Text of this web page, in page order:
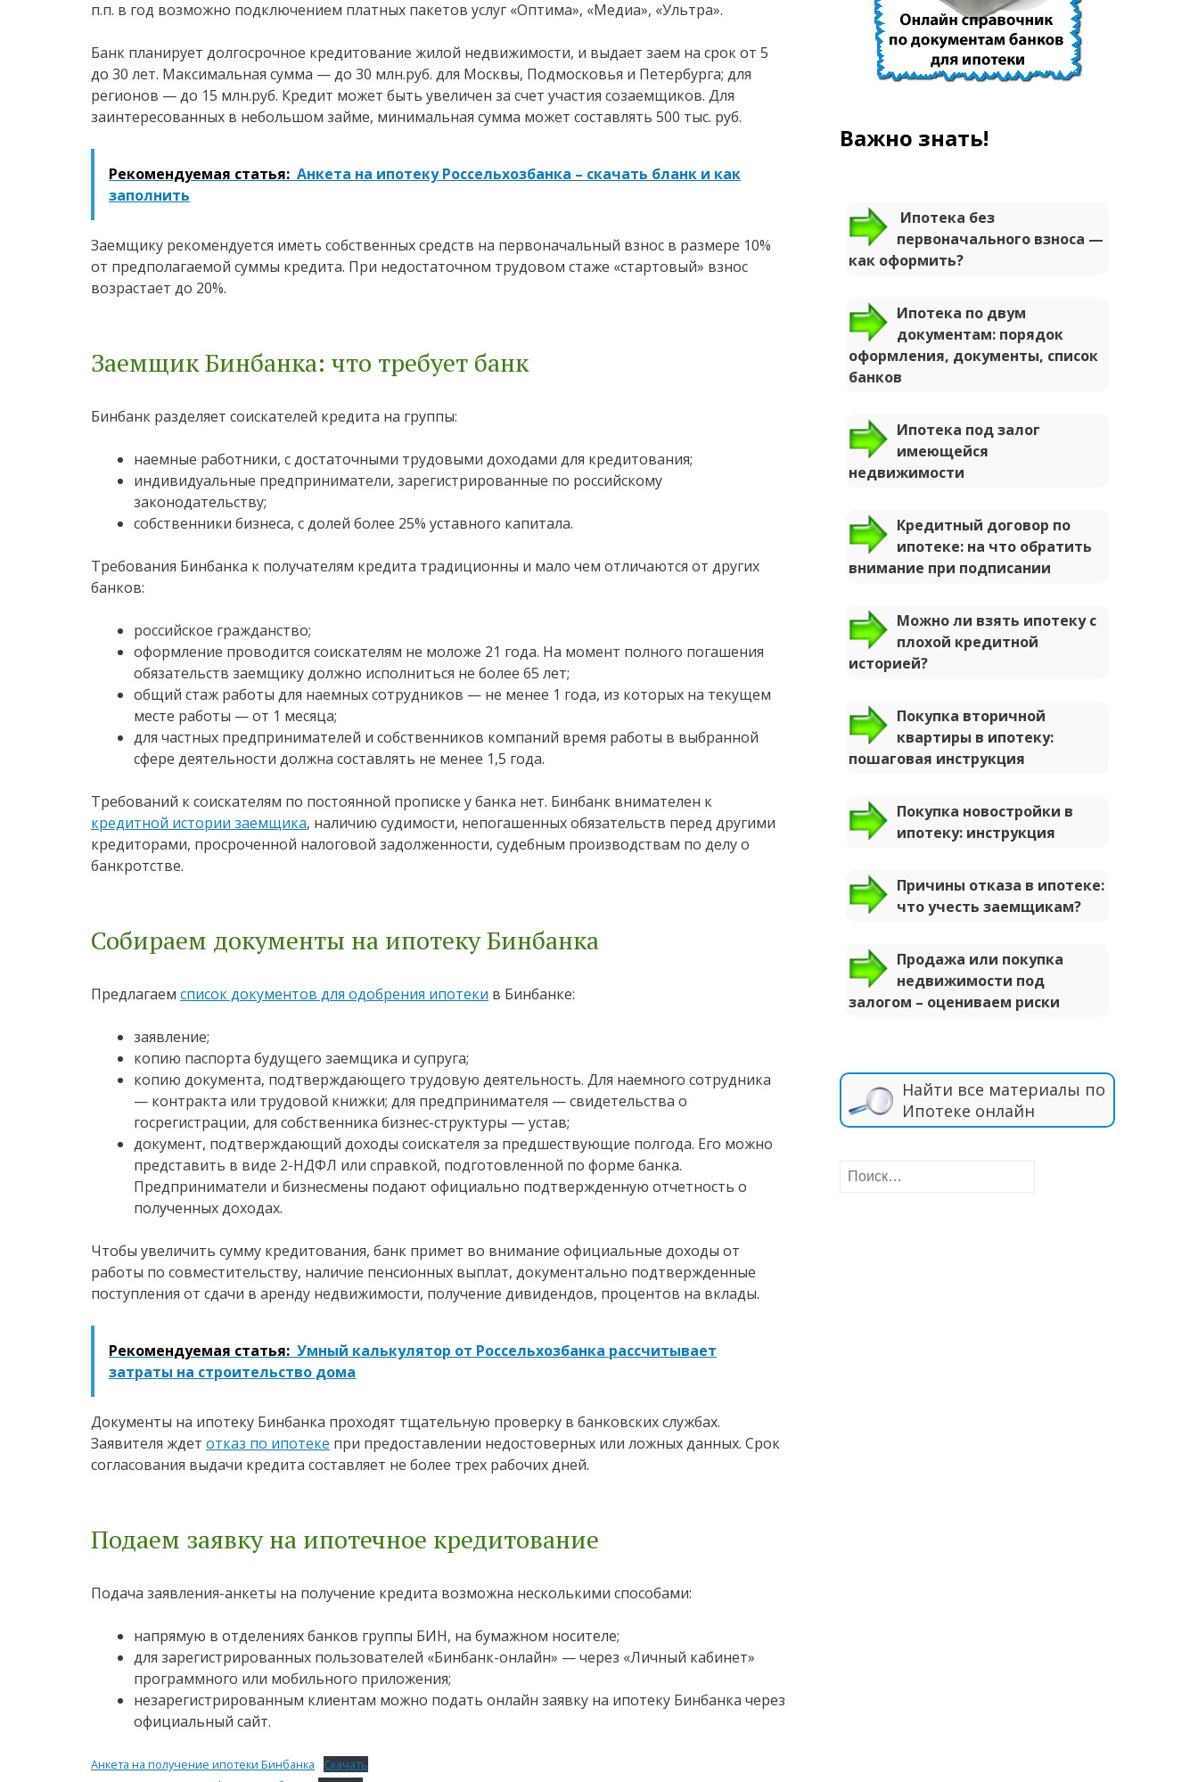
п.п. в год возможно подключением платных пакетов услуг «Оптима», «Медиа», «Ультра».
Банк планирует долгосрочное кредитование жилой недвижимости, и выдает заем на срок от 5
до 30 лет. Максимальная сумма — до 30 млн.руб. для Москвы, Подмосковья и Петербурга; для
регионов — до 15 млн.руб. Кредит может быть увеличен за счет участия созаемщиков. Для
заинтересованных в небольшом займе, минимальная сумма может составлять 500 тыс. руб.
Рекомендуемая статья: Анкета на ипотеку Россельхозбанка – скачать бланк и как
заполнить
Заемщику рекомендуется иметь собственных средств на первоначальный взнос в размере 10%
от предполагаемой суммы кредита. При недостаточном трудовом стаже «стартовый» взнос
возрастает до 20%.
Заемщик Бинбанка: что требует банк
Бинбанк разделяет соискателей кредита на группы:
наемные работники, с достаточными трудовыми доходами для кредитования;
индивидуальные предприниматели, зарегистрированные по российскому
законодательству;
собственники бизнеса, с долей более 25% уставного капитала.
Требования Бинбанка к получателям кредита традиционны и мало чем отличаются от других
банков:
российское гражданство;
оформление проводится соискателям не моложе 21 года. На момент полного погашения
обязательств заемщику должно исполниться не более 65 лет;
общий стаж работы для наемных сотрудников — не менее 1 года, из которых на текущем
месте работы — от 1 месяца;
для частных предпринимателей и собственников компаний время работы в выбранной
сфере деятельности должна составлять не менее 1,5 года.
Требований к соискателям по постоянной прописке у банка нет. Бинбанк внимателен к
кредитной истории заемщика, наличию судимости, непогашенных обязательств перед другими
кредиторами, просроченной налоговой задолженности, судебным производствам по делу о
банкротстве.
Собираем документы на ипотеку Бинбанка
Предлагаем список документов для одобрения ипотеки в Бинбанке:
заявление;
копию паспорта будущего заемщика и супруга;
копию документа, подтверждающего трудовую деятельность. Для наемного сотрудника
— контракта или трудовой книжки; для предпринимателя — свидетельства о
госрегистрации, для собственника бизнес-структуры — устав;
документ, подтверждающий доходы соискателя за предшествующие полгода. Его можно
представить в виде 2-НДФЛ или справкой, подготовленной по форме банка.
Предприниматели и бизнесмены подают официально подтвержденную отчетность о
полученных доходах.
Чтобы увеличить сумму кредитования, банк примет во внимание официальные доходы от
работы по совместительству, наличие пенсионных выплат, документально подтвержденные
поступления от сдачи в аренду недвижимости, получение дивидендов, процентов на вклады.
Рекомендуемая статья: Умный калькулятор от Россельхозбанка рассчитывает
затраты на строительство дома
Документы на ипотеку Бинбанка проходят тщательную проверку в банковских службах.
Заявителя ждет отказ по ипотеке при предоставлении недостоверных или ложных данных. Срок
согласования выдачи кредита составляет не более трех рабочих дней.
Подаем заявку на ипотечное кредитование
Подача заявления-анкеты на получение кредита возможна несколькими способами:
напрямую в отделениях банков группы БИН, на бумажном носителе;
для зарегистрированных пользователей «Бинбанк-онлайн» — через «Личный кабинет»
программного или мобильного приложения;
незарегистрированным клиентам можно подать онлайн заявку на ипотеку Бинбанка через
официальный сайт.
Анкета на получение ипотеки Бинбанка
Скачать
Важно знать!
Ипотека без
первоначального взноса —
как оформить?
Ипотека по двум
документам: порядок
оформления, документы, список
банков
Ипотека под залог
имеющейся
недвижимости
Кредитный договор по
ипотеке: на что обратить
внимание при подписании
Можно ли взять ипотеку с
плохой кредитной
историей?
Покупка вторичной
квартиры в ипотеку:
пошаговая инструкция
Покупка новостройки в
ипотеку: инструкция
Причины отказа в ипотеке:
что учесть заемщикам?
Продажа или покупка
недвижимости под
залогом – оцениваем риски
Найти все материалы по
Ипотеке онлайн
Найти: